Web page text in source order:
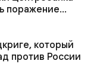
поражение
который
против России